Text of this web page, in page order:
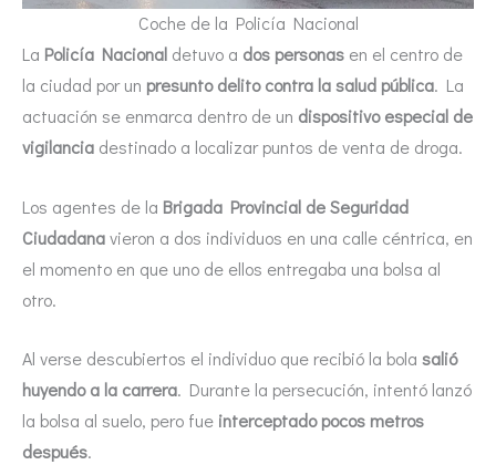
Coche de la Policía Nacional
La Policía Nacional detuvo a dos personas en el centro de
la ciudad por un presunto delito contra la salud pública. La
actuación se enmarca dentro de un dispositivo especial de
vigilancia destinado a localizar puntos de venta de droga.
Los agentes de la Brigada Provincial de Seguridad
Ciudadanavieron a dos individuos en una calle céntrica, en
el momento en que uno de ellos entregaba una bolsa al
otro.
Al verse descubiertos el individuo que recibió la bola salió
huyendo a la carrera. Durante la persecución, intentó lanzó
la bolsa al suelo, pero fue interceptado pocos metros
después.